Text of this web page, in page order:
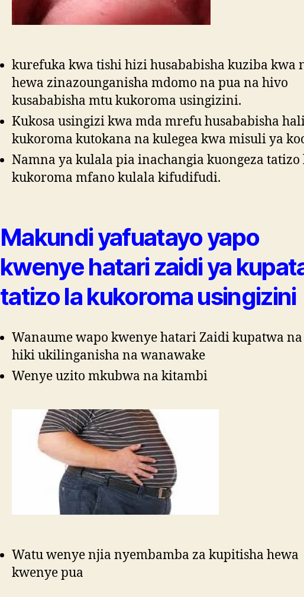
kurefuka kwa tishi hizi husababisha kuziba kwa
hewa zinazounganisha mdomo na pua na hivo
kusababisha mtu kukoroma usingizini.
Kukosa usingizi kwa mda mrefu husababisha
kukoroma kutokana na kulegea kwa misuli ya
Namna ya kulala pia inachangia kuongeza tatizo
kukoroma mfano kulala kifudifudi.
Makundi yafuatayo yapo
kwenye hatari zaidi ya
tatizo la kukoroma usingizini
Wanaume wapo kwenye hatari Zaidi kupatwa
hiki ukilinganisha na wanawake
Wenye uzito mkubwa na kitambi
Watu wenye njia nyembamba za kupitisha hewa
kwenye pua